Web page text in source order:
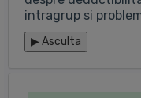
intragrup si
▶Asculta